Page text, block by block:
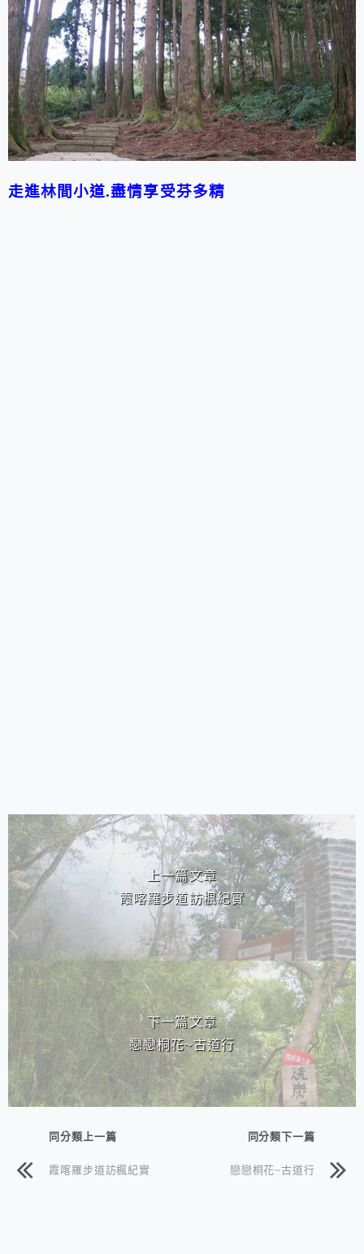
走進林間小道.盡情享受芬多精
相連文章
上一篇文章
霞喀羅步道訪楓紀實
下一篇文章
戀戀桐花~古道行
同分類上一篇
霞喀羅步道訪楓紀實
同分類下一篇
戀戀桐花~古道行